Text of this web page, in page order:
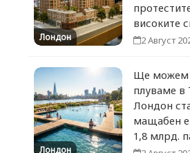
Лондон
високите
2 Август
Лондон
Ще можем
плуваме в
Лондон
мащабен
1,8 млрд.